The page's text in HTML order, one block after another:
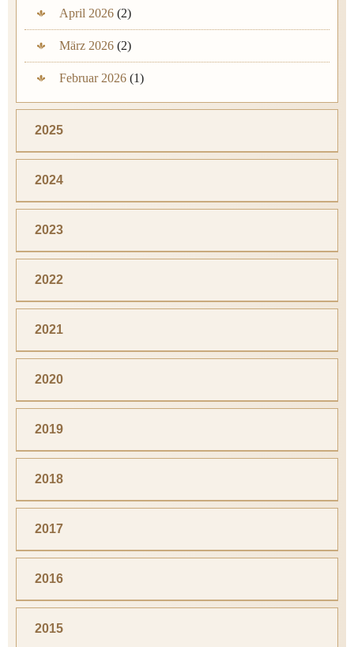
April 2026 (2)
März 2026 (2)
Februar 2026 (1)
2025
2024
2023
2022
2021
2020
2019
2018
2017
2016
2015